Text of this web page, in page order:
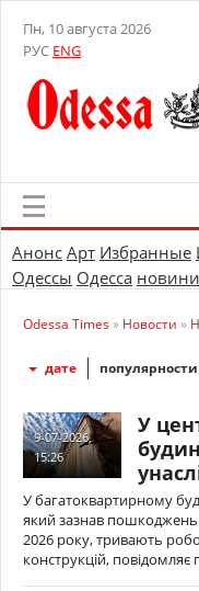
Пн, 10 августа 2026
РУС ENG
Анонс Арт Избранные
Одессы Одесса новини
Odessa Times» Новости »
дате популярности
9-07-2026,
15:26
У
У багатоквартирному
який зазнав пошкоджень
2026 року, тривають
конструкцій, повідомляє